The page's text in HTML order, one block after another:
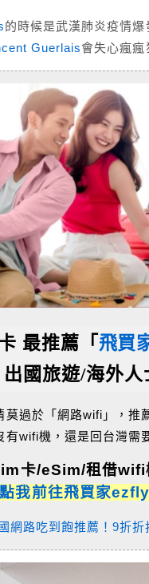
的時候是武漢肺炎疫情
Guerlais會失心瘋瘋
最推薦「 飛買
出國旅遊/海外人
莫過於「網路wifi」，推
有wifi機，還是回台灣需
卡/eSim/租借wifi
點我前往飛買家
網路吃到飽推薦！9折